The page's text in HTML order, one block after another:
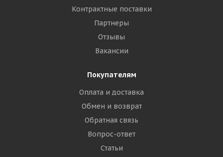
Контрактные поставки
Партнеры
Отзывы
Вакансии
Покупателям
Оплата и доставка
Обмен и возврат
Обратная связь
Вопрос-ответ
Статьи